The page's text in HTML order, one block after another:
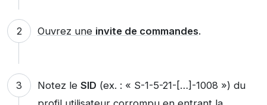
Ouvrez une invite de commandes.
Notez le SID (ex. : « S-1-5-21-[…]-1008 ») du